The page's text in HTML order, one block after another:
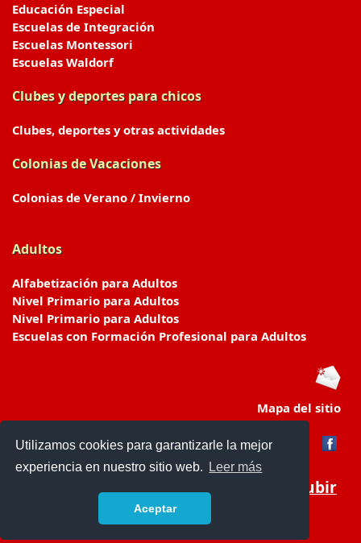
Utilizamos cookies para garantizarle la mejor
experiencia en nuestro sitio web.
Leer más
Aceptar
Educación Especial
Escuelas de Integración
Escuelas Montessori
Escuelas Waldorf
Clubes y deportes para chicos
Clubes, deportes y otras actividades
Colonias de Vacaciones
Colonias de Verano / Invierno
Adultos
Alfabetización para Adultos
Nivel Primario para Adultos
Nivel Primario para Adultos
Escuelas con Formación Profesional para Adultos
Mapa del sitio
Subir